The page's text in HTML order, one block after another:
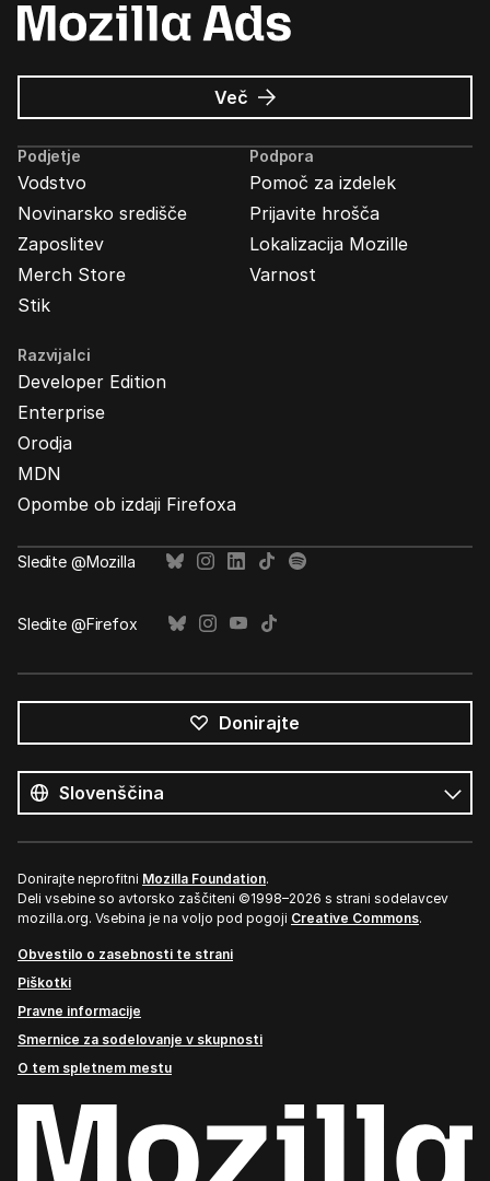
Več o
Oglasi
Mozilla
Podjetje
Vodstvo
Novinarsko središče
Zaposlitev
Merch Store
Stik
Podpora
Pomoč za izdelek
Prijavite hrošča
Lokalizacija Mozille
Varnost
Razvijalci
Developer Edition
Enterprise
Orodja
MDN
Opombe ob izdaji Firefoxa
Sledite @Mozilla
Sledite @Firefox
Donirajte
jeziki
Jezik
Donirajte neprofitni Mozilla Foundation.
Deli vsebine so avtorsko zaščiteni ©1998–2026 s strani sodelavcev
mozilla.org. Vsebina je na voljo pod pogoji Creative Commons.
Obvestilo o zasebnosti te strani
Piškotki
Pravne informacije
Smernice za sodelovanje v skupnosti
O tem spletnem mestu